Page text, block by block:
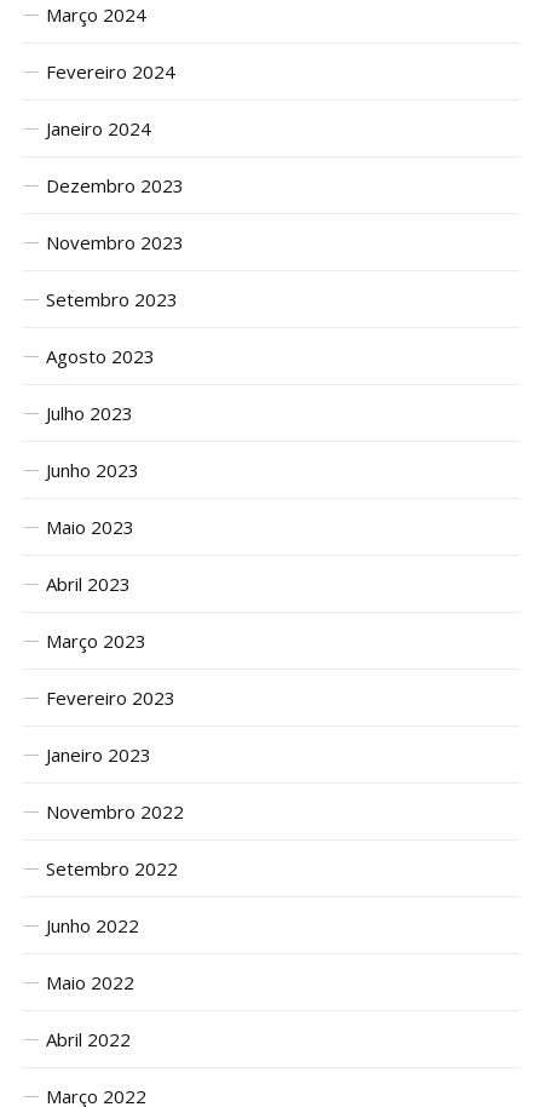
Março 2024
Fevereiro 2024
Janeiro 2024
Dezembro 2023
Novembro 2023
Setembro 2023
Agosto 2023
Julho 2023
Junho 2023
Maio 2023
Abril 2023
Março 2023
Fevereiro 2023
Janeiro 2023
Novembro 2022
Setembro 2022
Junho 2022
Maio 2022
Abril 2022
Março 2022